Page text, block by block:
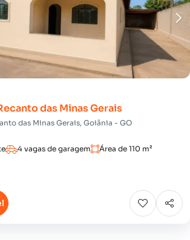
das Minas Gerais
das Minas Gerais, Goiânia - GO
4 vagas de garagem Área de 110 m²